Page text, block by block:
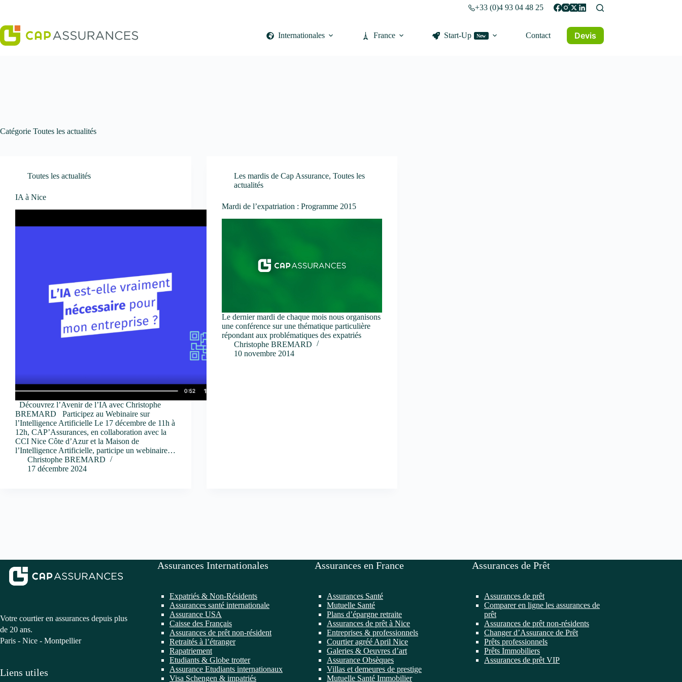
+33 (0)4 93 04 48 25
Internationales France Start-Up New Contact Devis
Catégorie Toutes les actualités
Toutes les actualités
IA à Nice
Découvrez l’Avenir de l’IA avec Christophe
BREMARD Participez au Webinaire sur
l’Intelligence Artificielle Le 17 décembre de 11h à
12h, CAP’Assurances, en collaboration avec la
CCI Nice Côte d’Azur et la Maison de
l’Intelligence Artificielle, participe un webinaire…
Christophe BREMARD
17 décembre 2024
Les mardis de Cap Assurance, Toutes les
actualités
Mardi de l’expatriation : Programme 2015
Le dernier mardi de chaque mois nous organisons
une conférence sur une thématique particulière
répondant aux problématiques des expatriés
Christophe BREMARD
10 novembre 2014
Votre courtier en assurances depuis plus
de 20 ans.
Paris - Nice - Montpellier
Liens utiles
Assurances Internationales
Expatriés & Non-Résidents
Assurances santé internationale
Assurance USA
Caisse des Français
Assurances de prêt non-résident
Retraités à l’étranger
Rapatriement
Etudiants & Globe trotter
Assurance Etudiants internationaux
Visa Schengen & impatriés
Assurances en France
Assurances Santé
Mutuelle Santé
Plans d’épargne retraite
Assurances de prêt à Nice
Entreprises & professionnels
Courtier agréé April Nice
Galeries & Oeuvres d’art
Assurance Obsèques
Villas et demeures de prestige
Mutuelle Santé Immobilier
Assurances de Prêt
Assurances de prêt
Comparer en ligne les assurances de
prêt
Assurances de prêt non-résidents
Changer d’Assurance de Prêt
Prêts professionnels
Prêts Immobiliers
Assurances de prêt VIP